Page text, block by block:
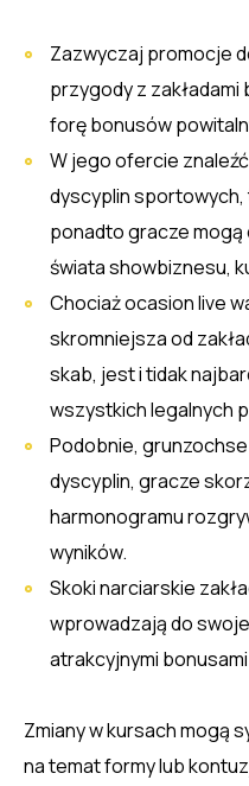
Zazwyczaj promocje
przygody z
forę bonusów
W jego ofercie
dyscyplin
ponadto gracze
świata showbiznesu,
Chociaż ocasion live
skromniejsza od
skab, jest i tidak
wszystkich legalnych
Podobnie,
dyscyplin, gracze
harmonogramu
wyników.
Skoki narciarskie
wprowadzają do
atrakcyjnymi
Zmiany w kursach mogą
na temat formy lub